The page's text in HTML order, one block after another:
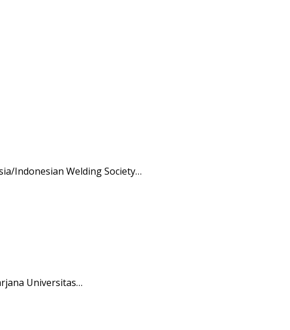
Indonesian Welding Society…
Universitas…